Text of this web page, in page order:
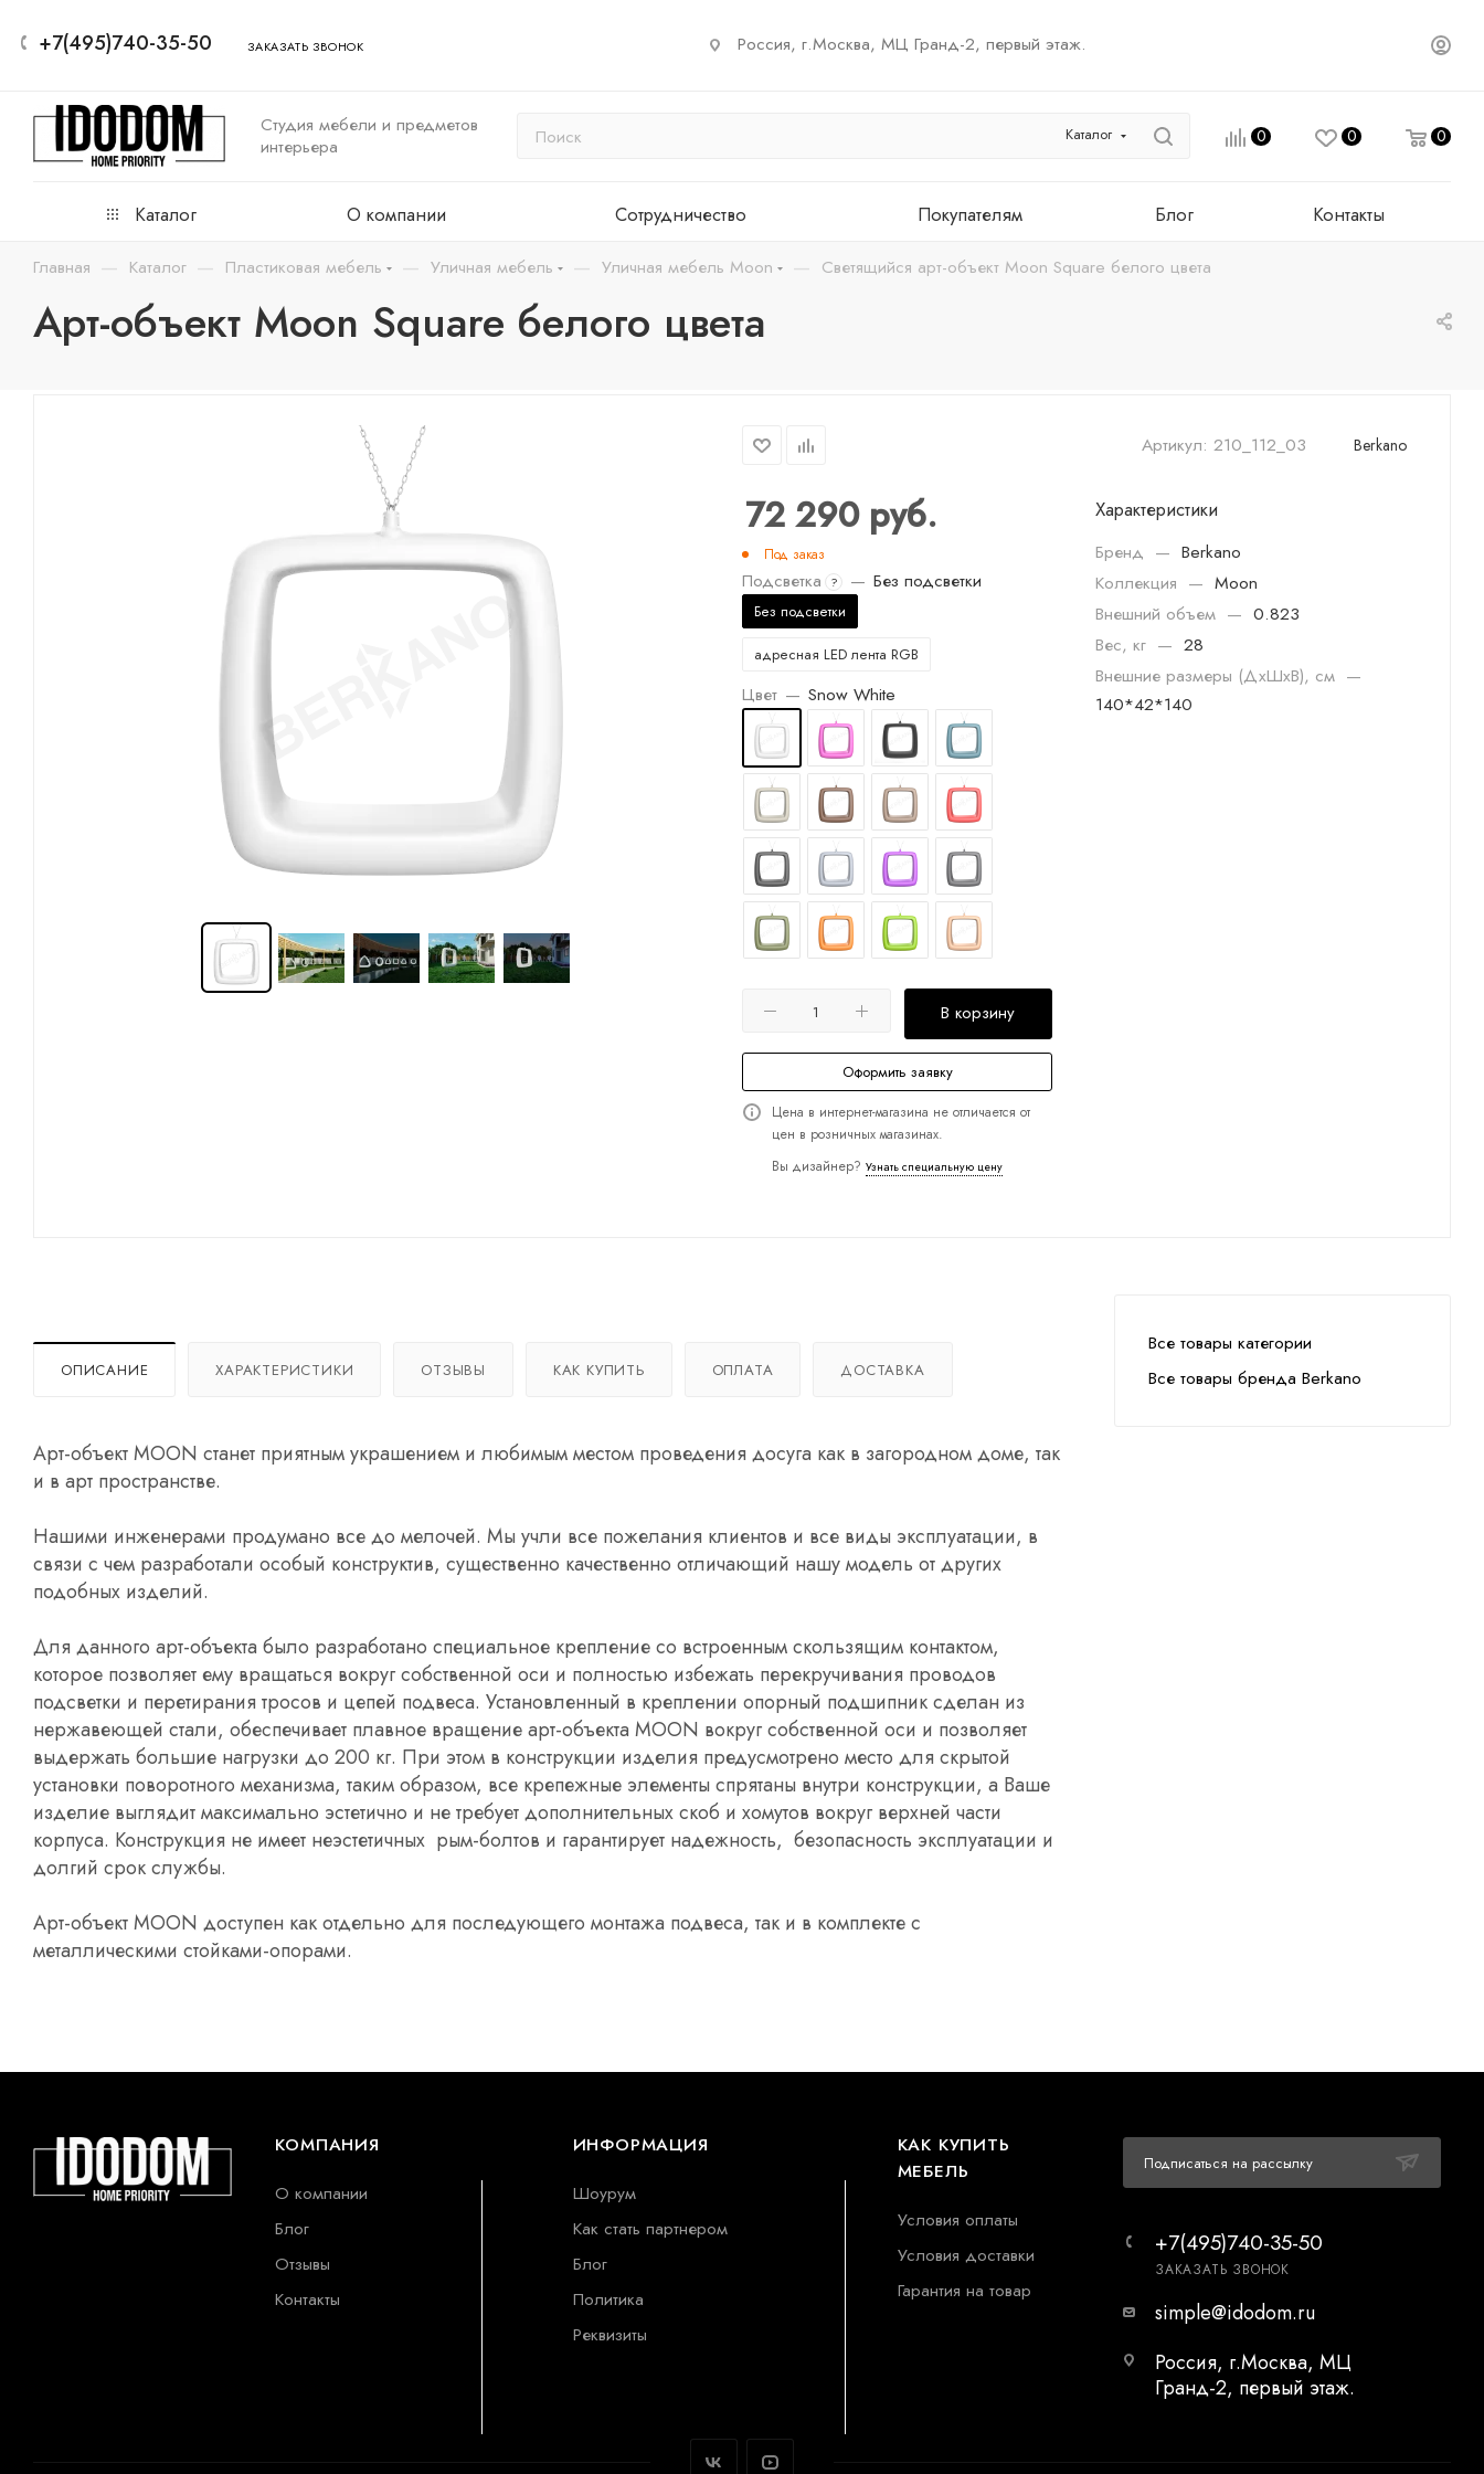
+7(495)740-35-50 ЗАКАЗАТЬ ЗВОНОК Россия, г.Москва, МЦ Гранд-2, первый этаж.
Студия мебели и предметов
интерьера
Каталог 0 0 0
Каталог О компании Сотрудничество Покупателям Блог Контакты
Главная — Каталог — Пластиковая мебель — Уличная мебель — Уличная мебель Moon — Светящийся арт-объект Moon Square белого цвета
Арт-объект Moon Square белого цвета
Артикул: 210_112_03 Berkano
72 290руб.
Под заказ
Подсветка ? — Без подсветки
Без подсветки
адресная LED лента RGB
Цвет — Snow White
В корзину
Оформить заявку
Цена в интернет-магазина не отличается от
цен в розничных магазинах.
Вы дизайнер? Узнать специальную цену
Характеристики
Бренд — Berkano
Коллекция — Moon
Внешний объем — 0.823
Вес, кг — 28
Внешние размеры (ДхШхВ), см —
140*42*140
ОПИСАНИЕ ХАРАКТЕРИСТИКИ ОТЗЫВЫ КАК КУПИТЬ ОПЛАТА ДОСТАВКА
Арт-объект MOON станет приятным украшением и любимым местом проведения досуга как в загородном доме, так
и в арт пространстве.
Нашими инженерами продумано все до мелочей. Мы учли все пожелания клиентов и все виды эксплуатации, в
связи с чем разработали особый конструктив, существенно качественно отличающий нашу модель от других
подобных изделий.
Для данного арт-объекта было разработано специальное крепление со встроенным скользящим контактом,
которое позволяет ему вращаться вокруг собственной оси и полностью избежать перекручивания проводов
подсветки и перетирания тросов и цепей подвеса. Установленный в креплении опорный подшипник сделан из
нержавеющей стали, обеспечивает плавное вращение арт-объекта MOON вокруг собственной оси и позволяет
выдержать большие нагрузки до 200 кг. При этом в конструкции изделия предусмотрено место для скрытой
установки поворотного механизма, таким образом, все крепежные элементы спрятаны внутри конструкции, а Ваше
изделие выглядит максимально эстетично и не требует дополнительных скоб и хомутов вокруг верхней части
корпуса. Конструкция не имеет неэстетичных рым-болтов и гарантирует надежность, безопасность эксплуатации и
долгий срок службы.
Арт-объект MOON доступен как отдельно для последующего монтажа подвеса, так и в комплекте с
металлическими стойками-опорами.
Все товары категории
Все товары бренда Berkano
КОМПАНИЯ
О компании
Блог
Отзывы
Контакты
ИНФОРМАЦИЯ
Шоурум
Как стать партнером
Блог
Политика
Реквизиты
КАК КУПИТЬ
МЕБЕЛЬ
Условия оплаты
Условия доставки
Гарантия на товар
Подписаться на рассылку
+7(495)740-35-50
ЗАКАЗАТЬ ЗВОНОК
simple@idodom.ru
Россия, г.Москва, МЦ
Гранд-2, первый этаж.